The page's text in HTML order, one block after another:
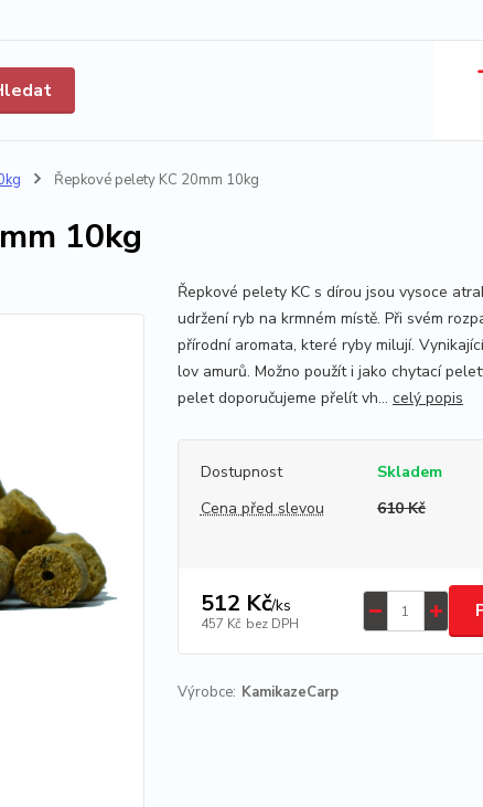
Řepkové pelety KC 20mm 10kg
10kg
Řepkové pelety KC s dírou jsou vysoce
udržení ryb na krmném místě. Při svém
přírodní aromata, které ryby milují.
lov amurů. Možno použít i jako chytací
pelet doporučujeme přelít vh... celý popis
Dostupnost
Skladem
Cena před slevou
610 Kč
512 Kč/ks
457 Kč bez DPH
Výrobce: KamikazeCarp